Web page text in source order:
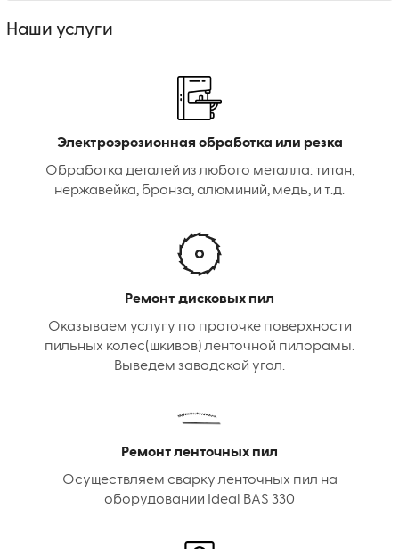
Наши услуги
Электроэрозионная обработка или резка
Обработка деталей из любого металла: титан,
нержавейка, бронза, алюминий, медь, и т.д.
Ремонт дисковых пил
Оказываем услугу по проточке поверхности
пильных колес(шкивов) ленточной пилорамы.
Выведем заводской угол.
Ремонт ленточных пил
Осуществляем сварку ленточных пил на
оборудовании Ideal BAS 330